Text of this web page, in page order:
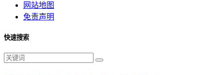
网站地图
免责声明
快速搜索